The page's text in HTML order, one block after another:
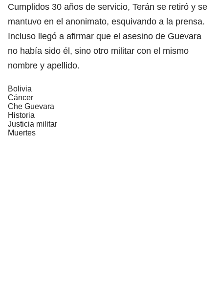
Cumplidos 30 años de servicio, Terán se retiró y se
mantuvo en el anonimato, esquivando a la prensa.
Incluso llegó a afirmar que el asesino de Guevara
no había sido él, sino otro militar con el mismo
nombre y apellido.
Bolivia
Cáncer
Che Guevara
Historia
Justicia militar
Muertes